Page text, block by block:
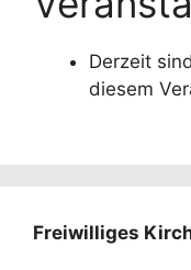
Derzeit
diesem
Freiwilliges